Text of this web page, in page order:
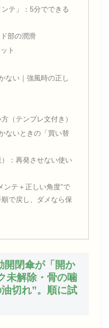
テ」：5分でできる
部の潤滑
ト
ない｜強風時の正し
（テンプレ文付き）
ないときの「買い替
：再発させない使い
ンテ＋正しい角度”で
で戻し、ダメなら保
閉傘が「開か
未解除・骨の噛
切れ”。順に試